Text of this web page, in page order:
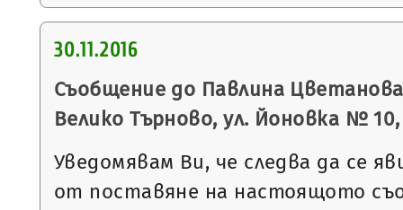
30.11.2016
Съобщение до Павлина Цветанова
Велико Търново, ул. Йоновка №
Уведомявам Ви, че следва да се
от поставяне на настоящото